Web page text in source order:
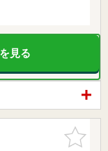
見る
お気に入
りに追加